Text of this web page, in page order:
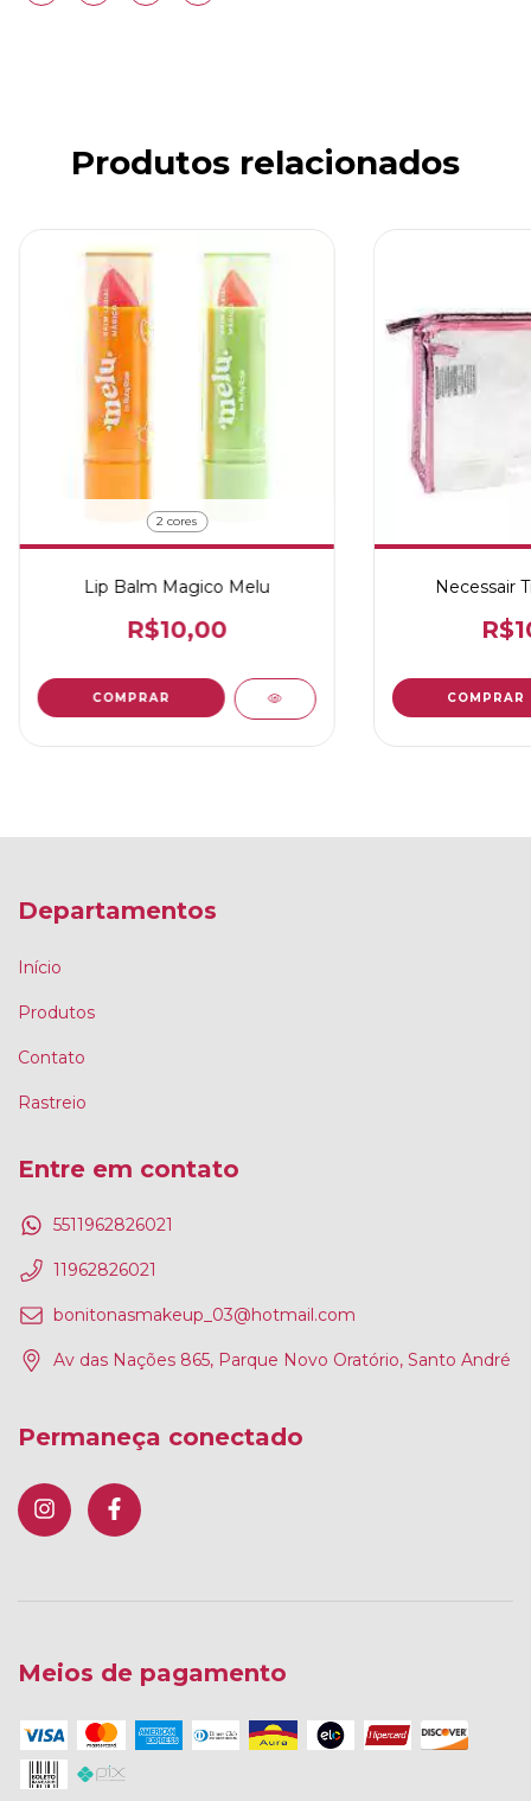
Produtos relacionados
2 cores
Lip Balm Magico Melu
R$10,00
COMPRAR
Necessair
Departamentos
Início
Produtos
Contato
Rastreio
Entre em contato
5511962826021
11962826021
bonitonasmakeup_03@hotmail.com
Av das Nações 865, Parque Novo Oratório, Santo André
Permaneça conectado
Meios de pagamento